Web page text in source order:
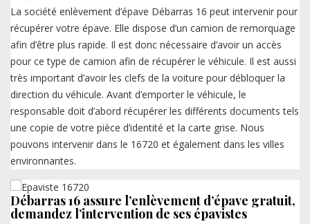
La société enlèvement d’épave Débarras 16 peut intervenir pour
récupérer votre épave. Elle dispose d’un camion de remorquage
afin d’être plus rapide. Il est donc nécessaire d’avoir un accès
pour ce type de camion afin de récupérer le véhicule. Il est aussi
très important d’avoir les clefs de la voiture pour débloquer la
direction du véhicule. Avant d’emporter le véhicule, le
responsable doit d’abord récupérer les différents documents tels
une copie de votre pièce d’identité et la carte grise. Nous
pouvons intervenir dans le 16720 et également dans les villes
environnantes.
Débarras 16 assure l’enlèvement d’épave gratuit,
demandez l’intervention de ses épavistes